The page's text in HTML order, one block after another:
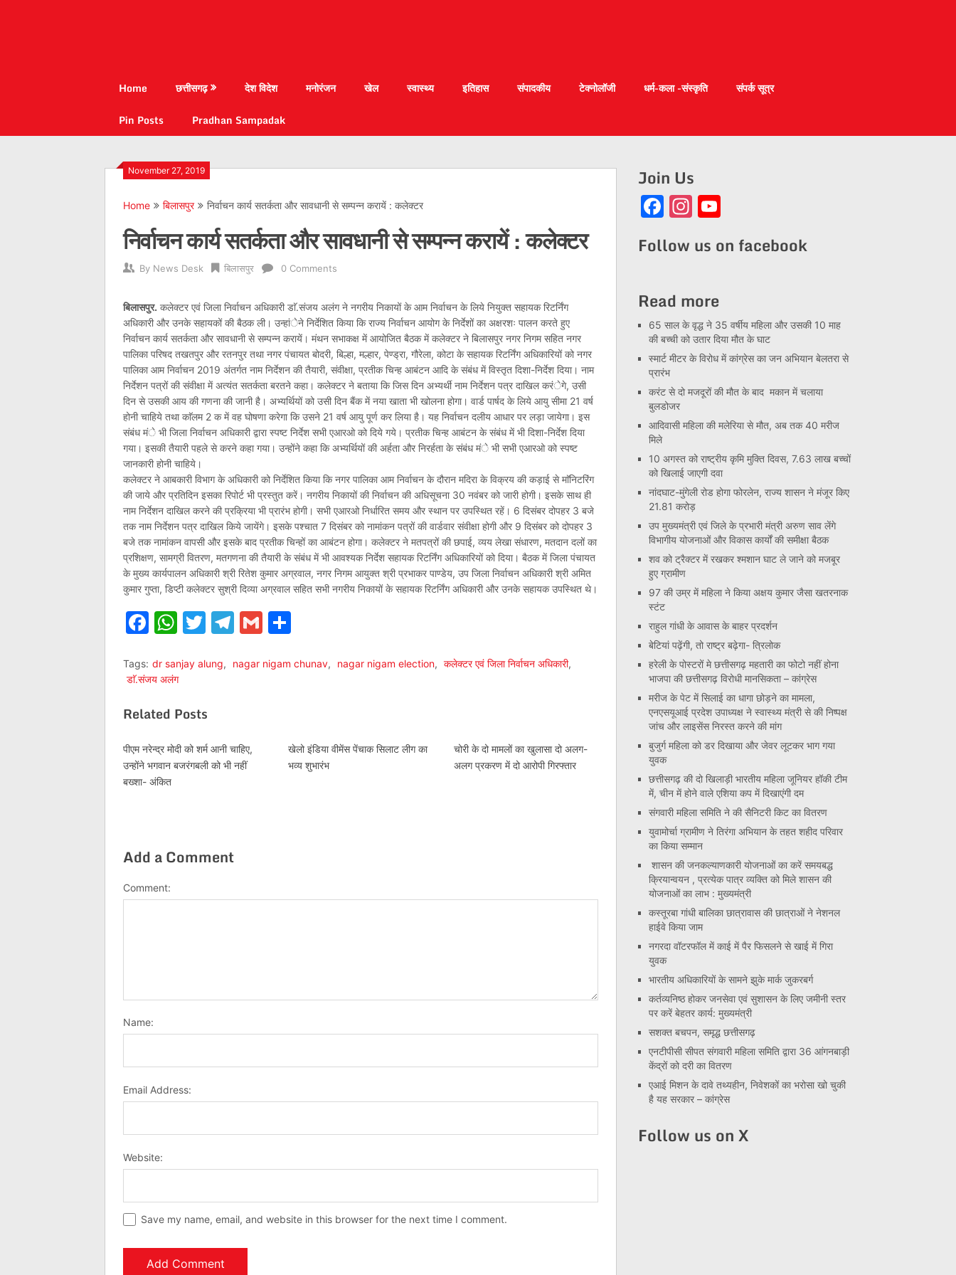
Home छत्तीसगढ़ देश विदेश मनोरंजन खेल स्वास्थ्य इतिहास संपादकीय टेक्नोलॉजी धर्म-कला -संस्कृति
संपर्क सूत्र
Pin Posts
Pradhan Sampadak
November 27, 2019
Home बिलासपुर निर्वाचन कार्य सतर्कता और सावधानी से सम्पन्न करायें : कलेक्टर
निर्वाचन कार्य सतर्कता और सावधानी से सम्पन्न करायें : कलेक्टर
By News Desk बिलासपुर 0 Comments
बिलासपुर. कलेक्टर एवं जिला निर्वाचन अधिकारी डाॅ.संजय अलंग ने नगरीय निकायों के आम निर्वाचन के लिये नियुक्त सहायक रिटर्निंग
अधिकारी और उनके सहायकों की बैठक ली। उन्हांेने निर्देशित किया कि राज्य निर्वाचन आयोग के निर्देशों का अक्षरशः पालन करते हुए
निर्वाचन कार्य सतर्कता और सावधानी से सम्पन्न करायें। मंथन सभाकक्ष में आयोजित बैठक में कलेक्टर ने बिलासपुर नगर निगम सहित नगर
पालिका परिषद तखतपुर और रतनपुर तथा नगर पंचायत बोदरी, बिल्हा, मल्हार, पेण्ड्रा, गौरेला, कोटा के सहायक रिटर्निंग अधिकारियों को नगर
पालिका आम निर्वाचन 2019 अंतर्गत नाम निर्देशन की तैयारी, संवीक्षा, प्रतीक चिन्ह आबंटन आदि के संबंध में विस्तृत दिशा-निर्देश दिया। नाम
निर्देशन पत्रों की संवीक्षा में अत्यंत सतर्कता बरतने कहा। कलेक्टर ने बताया कि जिस दिन अभ्यर्थी नाम निर्देशन पत्र दाखिल करंेगे, उसी
दिन से उसकी आय की गणना की जानी है। अभ्यर्थियों को उसी दिन बैंक में नया खाता भी खोलना होगा। वार्ड पार्षद के लिये आयु सीमा 21 वर्ष
होनी चाहिये तथा काॅलम 2 क में वह घोषणा करेगा कि उसने 21 वर्ष आयु पूर्ण कर लिया है। यह निर्वाचन दलीय आधार पर लड़ा जायेगा। इस
संबंध मंे भी जिला निर्वाचन अधिकारी द्वारा स्पष्ट निर्देश सभी एआरओ को दिये गये। प्रतीक चिन्ह आबंटन के संबंध में भी दिशा-निर्देश दिया
गया। इसकी तैयारी पहले से करने कहा गया। उन्होंने कहा कि अभ्यर्थियों की अर्हता और निरर्हता के संबंध मंे भी सभी एआरओ को स्पष्ट
जानकारी होनी चाहिये।
कलेक्टर ने आबकारी विभाग के अधिकारी को निर्देशित किया कि नगर पालिका आम निर्वाचन के दौरान मदिरा के विक्रय की कड़ाई से माॅनिटरिंग
की जाये और प्रतिदिन इसका रिपोर्ट भी प्रस्तुत करें। नगरीय निकायों की निर्वाचन की अधिसूचना 30 नवंबर को जारी होगी। इसके साथ ही
नाम निर्देशन दाखिल करने की प्रक्रिया भी प्रारंभ होगी। सभी एआरओ निर्धारित समय और स्थान पर उपस्थित रहें। 6 दिसंबर दोपहर 3 बजे
तक नाम निर्देशन पत्र दाखिल किये जायेंगे। इसके पश्चात 7 दिसंबर को नामांकन पत्रों की वार्डवार संवीक्षा होगी और 9 दिसंबर को दोपहर 3
बजे तक नामांकन वापसी और इसके बाद प्रतीक चिन्हों का आबंटन होगा। कलेक्टर ने मतपत्रों की छपाई, व्यय लेखा संधारण, मतदान दलों का
प्रशिक्षण, सामग्री वितरण, मतगणना की तैयारी के संबंध में भी आवश्यक निर्देश सहायक रिटर्निंग अधिकारियों को दिया। बैठक में जिला पंचायत
के मुख्य कार्यपालन अधिकारी श्री रितेश कुमार अग्रवाल, नगर निगम आयुक्त श्री प्रभाकर पाण्डेय, उप जिला निर्वाचन अधिकारी श्री अमित
कुमार गुप्ता, डिप्टी कलेक्टर सुश्री दिव्या अग्रवाल सहित सभी नगरीय निकायों के सहायक रिटर्निंग अधिकारी और उनके सहायक उपस्थित थे।
Facebook
WhatsApp
Twitter
Telegram
Gmail
Tags: dr sanjay alung, nagar nigam chunav, nagar nigam election, कलेक्टर एवं जिला निर्वाचन अधिकारी,
डाॅ.संजय अलंग
Related Posts
पीएम नरेन्द्र मोदी को शर्म आनी चाहिए,
उन्होंने भगवान बजरंगबली को भी नहीं
बख्शा- अंकित
खेलो इंडिया वीमेंस पेंचाक सिलाट लीग का
भव्य शुभारंभ
चोरी के दो मामलों का खुलासा दो अलग-
अलग प्रकरण में दो आरोपी गिरफ्तार
Add a Comment
Comment:
Name:
Email Address:
Website:
Save my name, email, and website in this browser for the next time I comment.
Join Us
Facebook
Instagram
Follow us on facebook
Read more
65 साल के वृद्ध ने 35 वर्षीय महिला और उसकी 10 माह
की बच्ची को उतार दिया मौत के घाट
स्मार्ट मीटर के विरोध में कांग्रेस का जन अभियान बेलतरा से
प्रारंभ
करंट से दो मजदूरों की मौत के बाद मकान में चलाया
बुलडोजर
आदिवासी महिला की मलेरिया से मौत, अब तक 40 मरीज
मिले
10 अगस्त को राष्ट्रीय कृमि मुक्ति दिवस, 7.63 लाख बच्चों
को खिलाई जाएगी दवा
नांदघाट-मुंगेली रोड होगा फोरलेन, राज्य शासन ने मंजूर किए
21.81 करोड़
उप मुख्यमंत्री एवं जिले के प्रभारी मंत्री अरुण साव लेंगे
विभागीय योजनाओं और विकास कार्यों की समीक्षा बैठक
शव को ट्रैक्टर में रखकर श्मशान घाट ले जाने को मजबूर
हुए ग्रामीण
97 की उम्र में महिला ने किया अक्षय कुमार जैसा खतरनाक
स्टंट
राहुल गांधी के आवास के बाहर प्रदर्शन
बेटियां पढ़ेंगी, तो राष्ट्र बढ़ेगा- त्रिलोक
हरेली के पोस्टरों मे छत्तीसगढ़ महतारी का फोटो नहीं होना
भाजपा की छत्तीसगढ़ विरोधी मानसिकता – कांग्रेस
मरीज के पेट में सिलाई का धागा छोड़ने का मामला,
एनएसयूआई प्रदेश उपाध्यक्ष ने स्वास्थ्य मंत्री से की निष्पक्ष
जांच और लाइसेंस निरस्त करने की मांग
बुजुर्ग महिला को डर दिखाया और जेवर लूटकर भाग गया
युवक
छत्तीसगढ़ की दो खिलाड़ी भारतीय महिला जूनियर हॉकी टीम
में, चीन में होने वाले एशिया कप में दिखाएंगी दम
संगवारी महिला समिति ने की सैनिटरी किट का वितरण
युवामोर्चा ग्रामीण ने तिरंगा अभियान के तहत शहीद परिवार
का किया सम्मान
शासन की जनकल्याणकारी योजनाओं का करें समयबद्ध
क्रियान्वयन , प्रत्येक पात्र व्यक्ति को मिले शासन की
योजनाओं का लाभ : मुख्यमंत्री
कस्तूरबा गांधी बालिका छात्रावास की छात्राओं ने नेशनल
हाईवे किया जाम
नगरदा वॉटरफॉल में काई में पैर फिसलने से खाई में गिरा
युवक
भारतीय अधिकारियों के सामने झुके मार्क जुकरबर्ग
कर्तव्यनिष्ठ होकर जनसेवा एवं सुशासन के लिए जमीनी स्तर
पर करें बेहतर कार्य: मुख्यमंत्री
सशक्त बचपन, समृद्ध छत्तीसगढ़
एनटीपीसी सीपत संगवारी महिला समिति द्वारा 36 आंगनबाड़ी
केंद्रों को दरी का वितरण
एआई मिशन के दावे तथ्यहीन, निवेशकों का भरोसा खो चुकी
है यह सरकार – कांग्रेस
Follow us on X